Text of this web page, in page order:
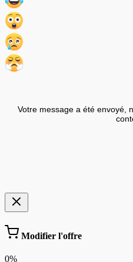
Votre message a été envoyé,
Modifier l'offre
0%